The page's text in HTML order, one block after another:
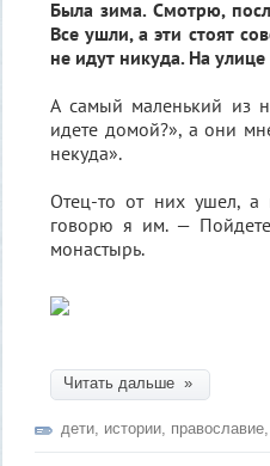
Была зима. Смотрю,
Все ушли, а эти стоят
не идут никуда. На
А самый маленький из
идете домой?», а они
некуда».
Отец-то от них ушел, а
говорю я им. —
монастырь.
Читать дальше »
дети истории православие